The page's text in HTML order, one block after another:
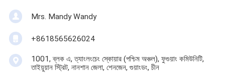
Mrs. Mandy Wandy
+8618565626024
1001, ব্লক এ, ত্যাংলংচেং স্কোয়ার (পশ্চিম অঞ্চল), ফুগুয়াং কমিউনিটি,
তাইয়ুয়ান স্ট্রিট, নানশান জেলা, শেনজেন, গুয়াংডং, চীন